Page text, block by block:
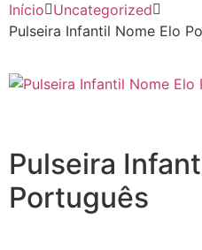
Início Uncategorized
Pulseira Infantil Nome Elo
Pulseira
Português